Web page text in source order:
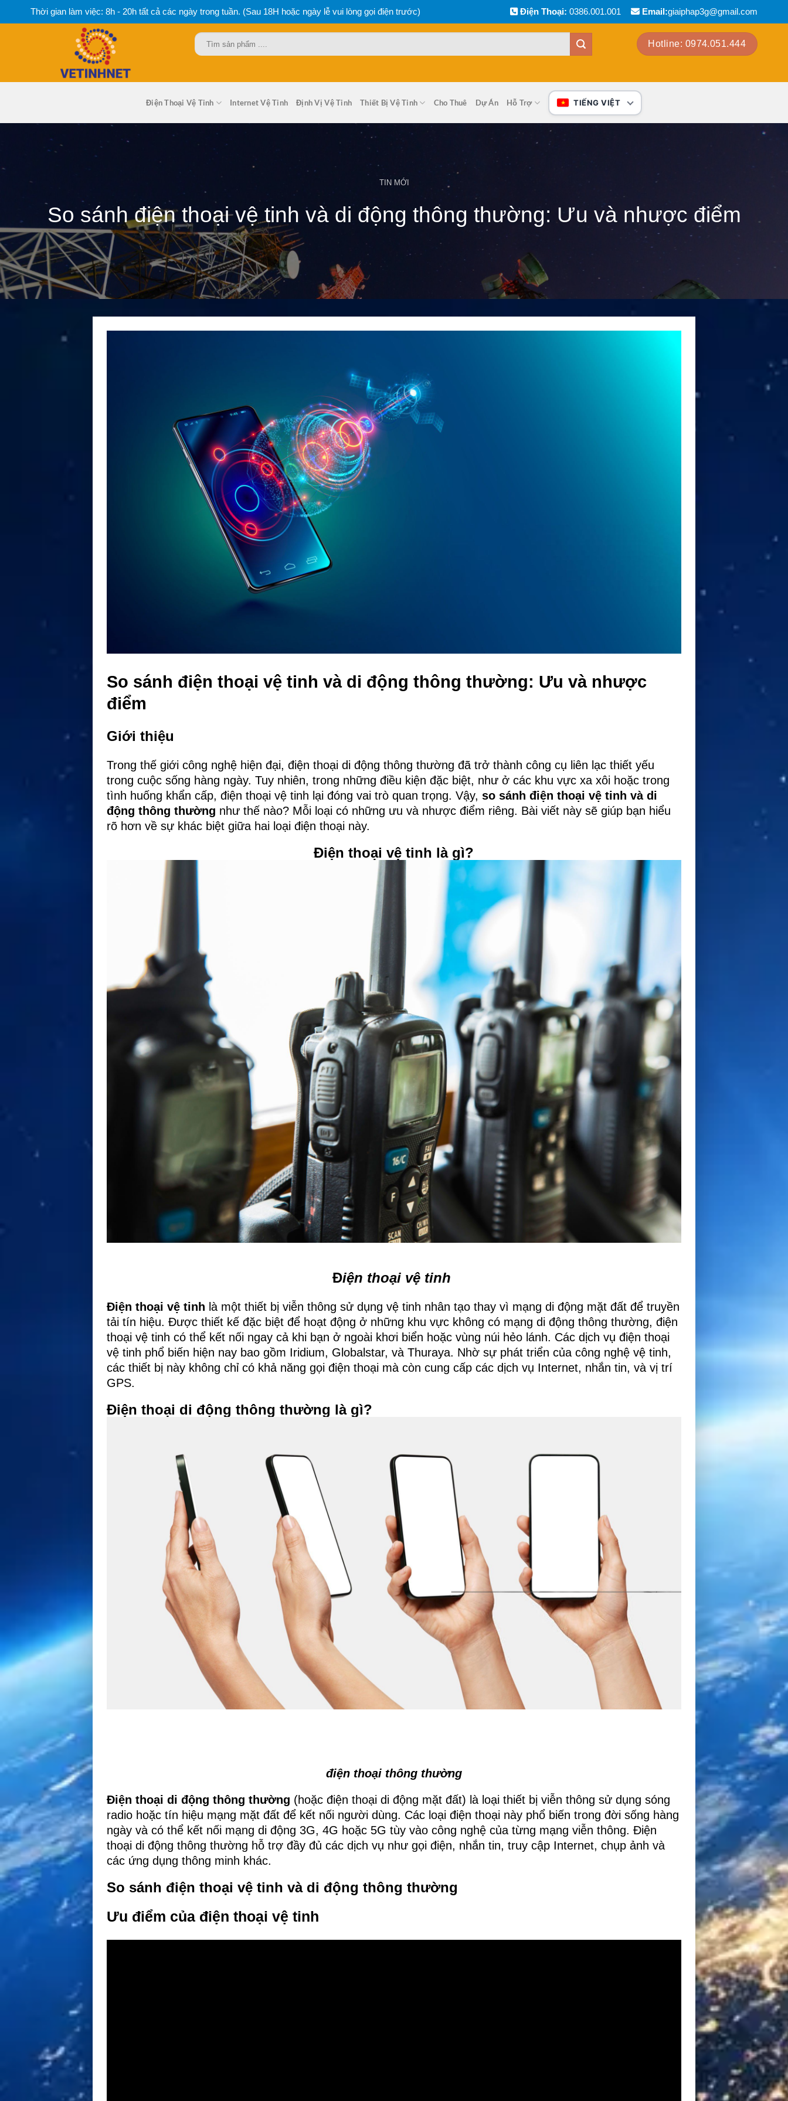
Thời gian làm việc: 8h - 20h tất cả các ngày trong tuần. (Sau 18H hoặc ngày lễ vui lòng gọi điện trước) Điện Thoại: 0386.001.001 Email:giaiphap3g@gmail.com
Tìm
kiếm:
Hotline: 0974.051.444
Điện Thoại Vệ Tinh Internet Vệ Tinh Định Vị Vệ Tinh Thiết Bị Vệ Tinh Cho Thuê Dự Án Hỗ Trợ TIẾNG VIỆT
TIN MỚI
So sánh điện thoại vệ tinh và di động thông thường: Ưu và nhược điểm
So sánh điện thoại vệ tinh và di động thông thường: Ưu và nhược
điểm
Giới thiệu
Trong thế giới công nghệ hiện đại, điện thoại di động thông thường đã trở thành công cụ liên lạc thiết yếu
trong cuộc sống hàng ngày. Tuy nhiên, trong những điều kiện đặc biệt, như ở các khu vực xa xôi hoặc trong
tình huống khẩn cấp, điện thoại vệ tinh lại đóng vai trò quan trọng. Vậy, so sánh điện thoại vệ tinh và di
động thông thường như thế nào? Mỗi loại có những ưu và nhược điểm riêng. Bài viết này sẽ giúp bạn hiểu
rõ hơn về sự khác biệt giữa hai loại điện thoại này.
Điện thoại vệ tinh là gì?
Điện thoại vệ tinh
Điện thoại vệ tinh là một thiết bị viễn thông sử dụng vệ tinh nhân tạo thay vì mạng di động mặt đất để truyền
tải tín hiệu. Được thiết kế đặc biệt để hoạt động ở những khu vực không có mạng di động thông thường, điện
thoại vệ tinh có thể kết nối ngay cả khi bạn ở ngoài khơi biển hoặc vùng núi hẻo lánh. Các dịch vụ điện thoại
vệ tinh phổ biến hiện nay bao gồm Iridium, Globalstar, và Thuraya. Nhờ sự phát triển của công nghệ vệ tinh,
các thiết bị này không chỉ có khả năng gọi điện thoại mà còn cung cấp các dịch vụ Internet, nhắn tin, và vị trí
GPS.
Điện thoại di động thông thường là gì?
điện thoại thông thường
Điện thoại di động thông thường (hoặc điện thoại di động mặt đất) là loại thiết bị viễn thông sử dụng sóng
radio hoặc tín hiệu mạng mặt đất để kết nối người dùng. Các loại điện thoại này phổ biến trong đời sống hàng
ngày và có thể kết nối mạng di động 3G, 4G hoặc 5G tùy vào công nghệ của từng mạng viễn thông. Điện
thoại di động thông thường hỗ trợ đầy đủ các dịch vụ như gọi điện, nhắn tin, truy cập Internet, chụp ảnh và
các ứng dụng thông minh khác.
So sánh điện thoại vệ tinh và di động thông thường
Ưu điểm của điện thoại vệ tinh